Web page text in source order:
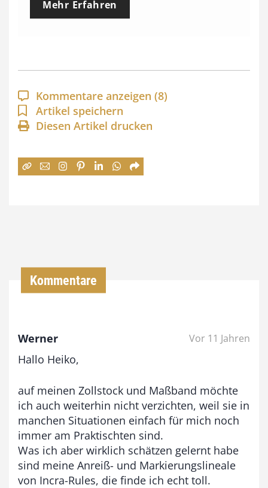
p
a
n
n
:
3
,
0
0
Mehr Erfahren
Kommentare anzeigen (8)
Artikel speichern
Diesen Artikel drucken
Kommentare
Werner Vor 11 Jahren
Hallo Heiko,
auf meinen Zollstock und Maßband möchte
ich auch weiterhin nicht verzichten, weil sie in
manchen Situationen einfach für mich noch
immer am Praktischten sind.
Was ich aber wirklich schätzen gelernt habe
sind meine Anreiß- und Markierungslineale
von Incra-Rules, die finde ich echt toll.